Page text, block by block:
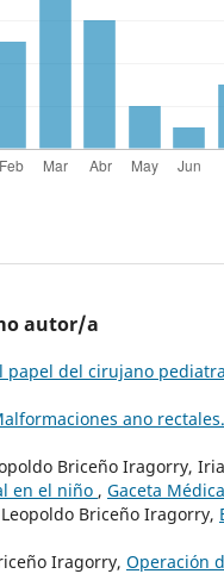
autor/a
papel del cirujano
ano
Briceño Iragorry,
en el niño , Gaceta
Briceño Iragorry,
Iragorry, Operación